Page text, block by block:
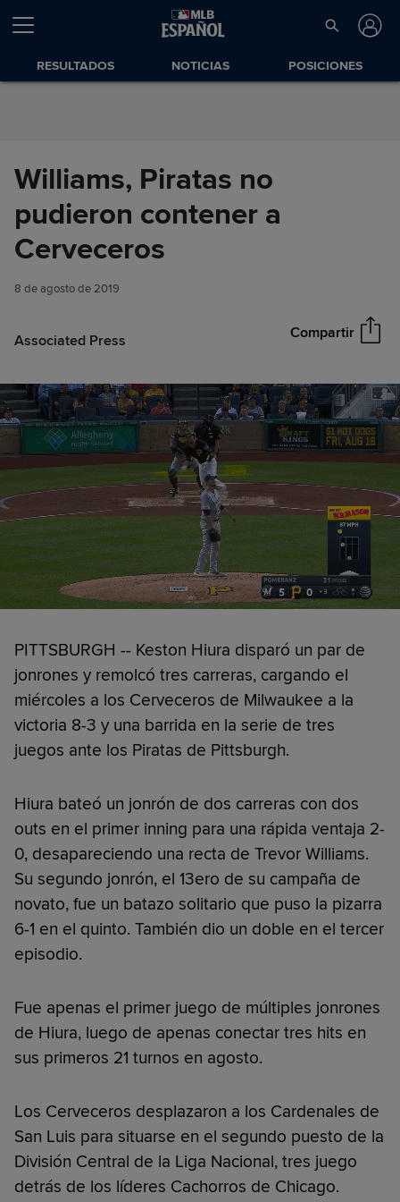
Saltar al Contenido
RESULTADOS NOTICIAS POSICIONES
Williams, Piratas no
pudieron contener a
Cerveceros
8 de agosto de 2019
Associated Press Compartir
Williams, Piratas no pudieron
contener a Cerveceros
PITTSBURGH -- Keston Hiura disparó un par de
jonrones y remolcó tres carreras, cargando el
miércoles a los Cerveceros de Milwaukee a la
victoria 8-3 y una barrida en la serie de tres
juegos ante los Piratas de Pittsburgh.
Hiura bateó un jonrón de dos carreras con dos
outs en el primer inning para una rápida ventaja 2-
0, desapareciendo una recta de Trevor Williams.
Su segundo jonrón, el 13ero de su campaña de
novato, fue un batazo solitario que puso la pizarra
6-1 en el quinto. También dio un doble en el tercer
episodio.
Fue apenas el primer juego de múltiples jonrones
de Hiura, luego de apenas conectar tres hits en
sus primeros 21 turnos en agosto.
Los Cerveceros desplazaron a los Cardenales de
San Luis para situarse en el segundo puesto de la
División Central de la Liga Nacional, tres juego
detrás de los líderes Cachorros de Chicago.